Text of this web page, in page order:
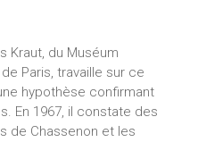
Kraut, du Muséum
Paris, travaille sur ce
hypothèse confirmant
En 1967, il constate des
de Chassenon et les